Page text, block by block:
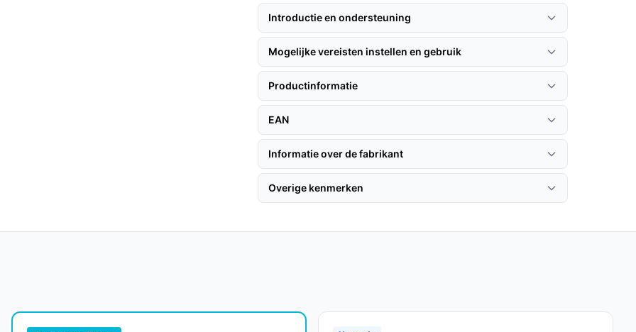
de robot relatief stil werkt, waardoor je niet
Introductie en ondersteuning
Mogelijke vereisten instellen en gebruik
Productinformatie
EAN
Informatie over de fabrikant
Overige kenmerken